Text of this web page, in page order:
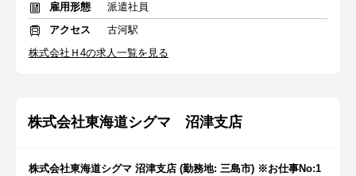
雇用形態
派遣社員
アクセス
古河駅
株式会社Ｈ4の求人一覧を見る
株式会社東海道シグマ 沼津支店
株式会社東海道シグマ 沼津支店 (勤務地: 三島市) ※お仕事No:1